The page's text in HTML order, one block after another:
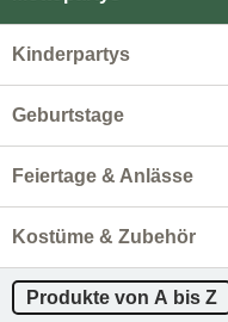
Kinderpartys
Geburtstage
Feiertage & Anlässe
Kostüme & Zubehör
Produkte von A bis Z